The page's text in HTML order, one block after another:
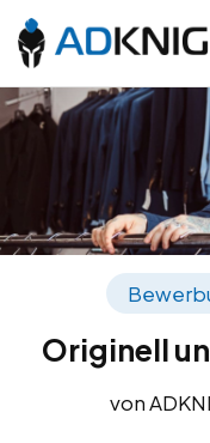
Originell
von